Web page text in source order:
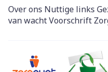
Over ons Nuttige links
van wachtVoorschrift